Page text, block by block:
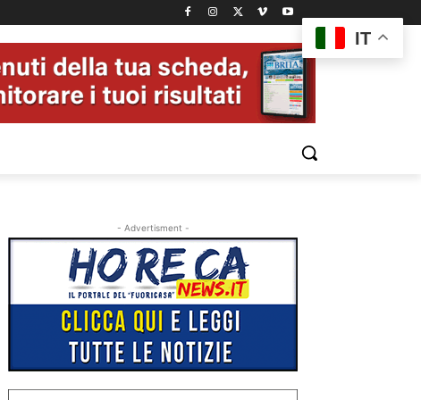
- Advertisment -
IT